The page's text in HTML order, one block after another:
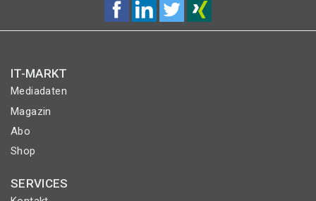
IT-MARKT
Mediadaten
Magazin
Abo
Shop
SERVICES